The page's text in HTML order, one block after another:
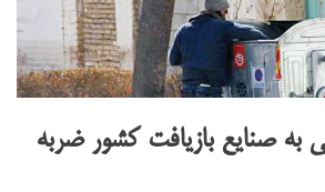
به صنایع بازیافت کشور ضربه